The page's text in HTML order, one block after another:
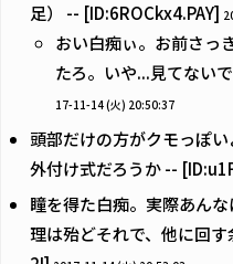
足） -- [ID:6ROCkx4.PAY]
おい白痴ぃ。お前さっ
たろ。いや...見てない
17-11-14 (火) 20:50:37
頭部だけの方がクモっぽ
外付け式だろうか --
瞳を得た白痴。実際あん
理は殆どそれで、他に回